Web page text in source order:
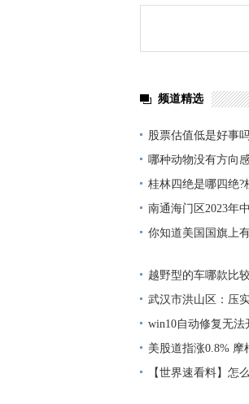
频道精选
股票估值低是好事
哪种动物没有方向
桂林四绝是哪四绝?
南通海门区2023年
你知道美国国旗上
越野型的车哪款比
点热闻
武汉市洪山区：压
win10自动修复无
修复？-世界讯息
美股道指涨0.8% 摩
【世界速看料】怎